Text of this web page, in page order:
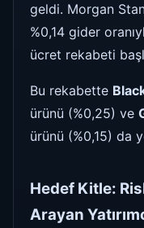
geldi. Morgan
%0,14 gider
ücret rekabeti
Bu rekabette
ürünü (%0,25) ve
ürünü (%0,15) da
Hedef Kitle:
Arayan